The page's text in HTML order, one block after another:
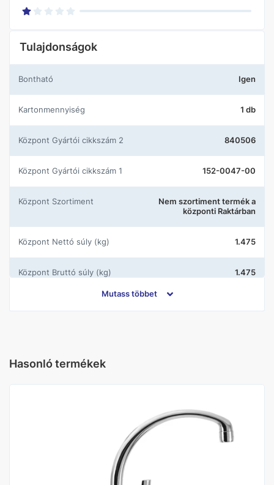
Tulajdonságok
Bontható Igen
Kartonmennyiség 1 db
központ Gyártói cikkszám 2 840506
központ Gyártói cikkszám 1 152-0047-00
központ Szortiment
Nem szortiment termék a
központi Raktárban
központ Nettó súly (kg) 1.475
központ Bruttó súly (kg) 1.475
Szín
Mutass többet
Hasonló termékek